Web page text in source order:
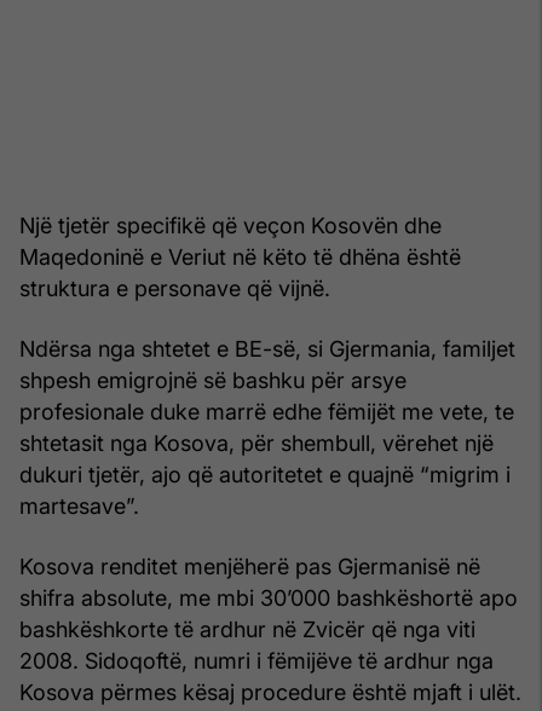
Një tjetër specifikë që veçon Kosovën dhe
Maqedoninë e Veriut në këto të dhëna është
struktura e personave që vijnë.
Ndërsa nga shtetet e BE-së, si Gjermania, familjet
shpesh emigrojnë së bashku për arsye
profesionale duke marrë edhe fëmijët me vete, te
shtetasit nga Kosova, për shembull, vërehet një
dukuri tjetër, ajo që autoritetet e quajnë “migrim i
martesave”.
Kosova renditet menjëherë pas Gjermanisë në
shifra absolute, me mbi 30’000 bashkëshortë apo
bashkëshkorte të ardhur në Zvicër që nga viti
2008. Sidoqoftë, numri i fëmijëve të ardhur nga
Kosova përmes kësaj procedure është mjaft i ulët.